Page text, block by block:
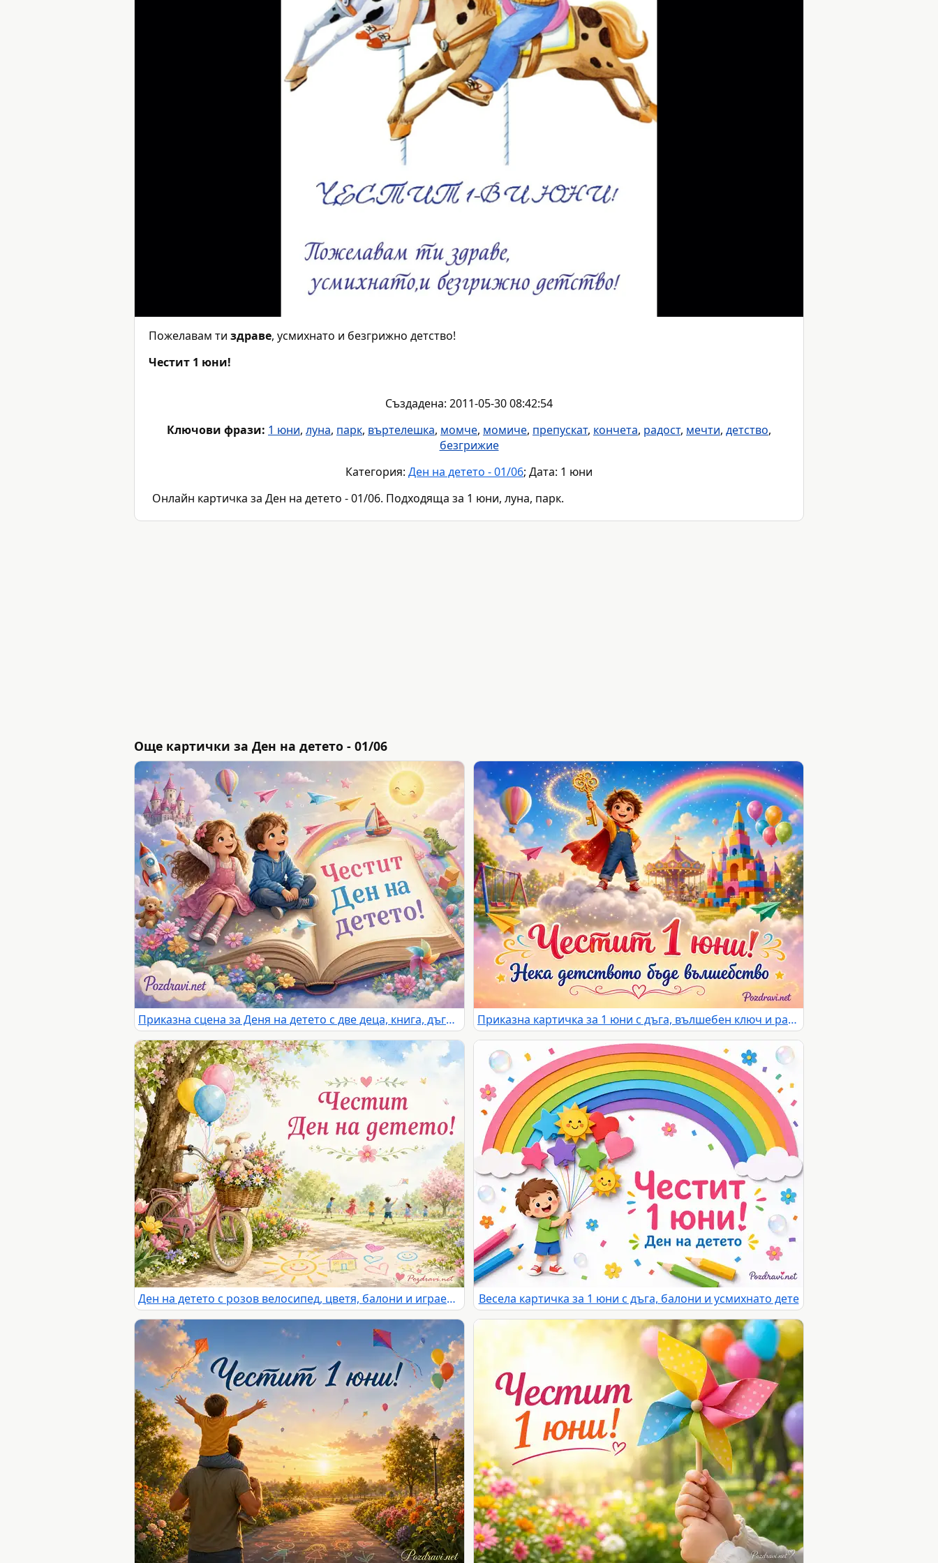
Пожелавам ти здраве, усмихнато и безгрижно детство!
Честит 1 юни!
Създадена: 2011-05-30 08:42:54
Ключови фрази: 1 юни, луна, парк, въртелешка, момче, момиче, препускат, кончета, радост, мечти, детство,
безгрижие
Категория: Ден на детето - 01/06; Дата: 1 юни
Онлайн картичка за Ден на детето - 01/06. Подходяща за 1 юни, луна, парк.
Още картички за Ден на детето - 01/06
Приказна сцена за Деня на детето с две деца, книга, дъга, замък и надпис „Честит Ден на детето!“ Приказна картичка за 1 юни с дъга, вълшебен ключ и радостно детство
Ден на детето с розов велосипед, цветя, балони и играещи деца Весела картичка за 1 юни с дъга, балони и усмихнато дете